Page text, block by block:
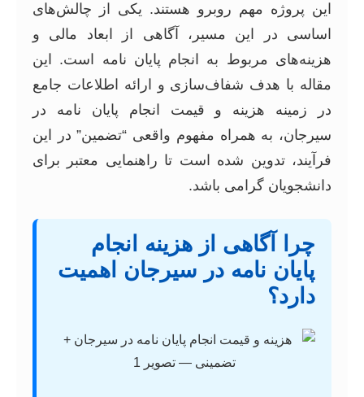
این پروژه مهم روبرو هستند. یکی از چالش‌های
اساسی در این مسیر، آگاهی از ابعاد مالی و
هزینه‌های مربوط به انجام پایان نامه است. این
مقاله با هدف شفاف‌سازی و ارائه اطلاعات جامع
در زمینه هزینه و قیمت انجام پایان نامه در
سیرجان، به همراه مفهوم واقعی “تضمین” در این
فرآیند، تدوین شده است تا راهنمایی معتبر برای
دانشجویان گرامی باشد.
چرا آگاهی از هزینه انجام
پایان نامه در سیرجان اهمیت
دارد؟